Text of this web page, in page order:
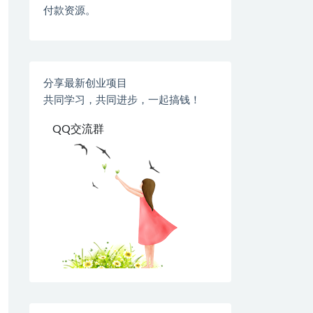
付款资源。
分享最新创业项目
共同学习，共同进步，一起搞钱！
QQ交流群